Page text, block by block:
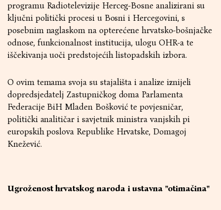
programu Radiotelevizije Herceg-Bosne analizirani su
ključni politički procesi u Bosni i Hercegovini, s
posebnim naglaskom na opterećene hrvatsko-bošnjačke
odnose, funkcionalnost institucija, ulogu OHR-a te
iščekivanja uoči predstojećih listopadskih izbora.
O ovim temama svoja su stajališta i analize iznijeli
dopredsjedatelj Zastupničkog doma Parlamenta
Federacije BiH Mladen Bošković te povjesničar,
politički analitičar i savjetnik ministra vanjskih pi
europskih poslova Republike Hrvatske, Domagoj
Knežević.
Ugroženost hrvatskog naroda i ustavna "otimačina"